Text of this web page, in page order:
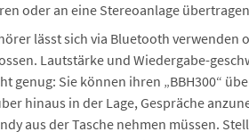
oder an eine Stereoanlage übertragen
lässt sich via Bluetooth
Lautstärke und Wiedergabe-
genug: Sie können ihren „BBH300“
hinaus in der Lage, Gespräche
aus der Tasche nehmen müssen.